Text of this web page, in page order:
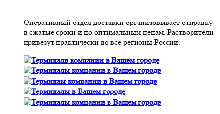
Оперативный отдел доставки организовывает отправку
в сжатые сроки и по оптимальным ценам. Растворители
привезут практически во все регионы России.